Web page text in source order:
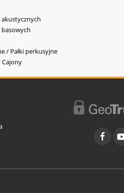
/ Pałki perkusyjne